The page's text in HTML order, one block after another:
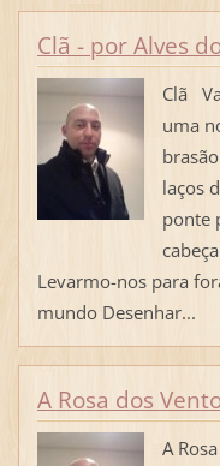
Clã - por Alves
Clã
uma
laços
ponte
Levarmo-nos para
mundo Desenhar...
A Rosa dos
A